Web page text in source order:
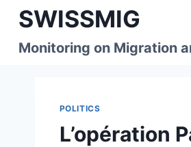
Skip
content
SWISSMIG
Monitoring on Migration
POLITICS
L’opération